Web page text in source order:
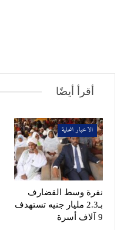
أقرأ أيضًا
الاخبار المحلية
نفرة وسط القضارف
بـ2.3 مليار جنيه تستهدف
9 آلاف أسرة